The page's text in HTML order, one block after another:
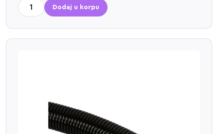
Dodaj u korpu